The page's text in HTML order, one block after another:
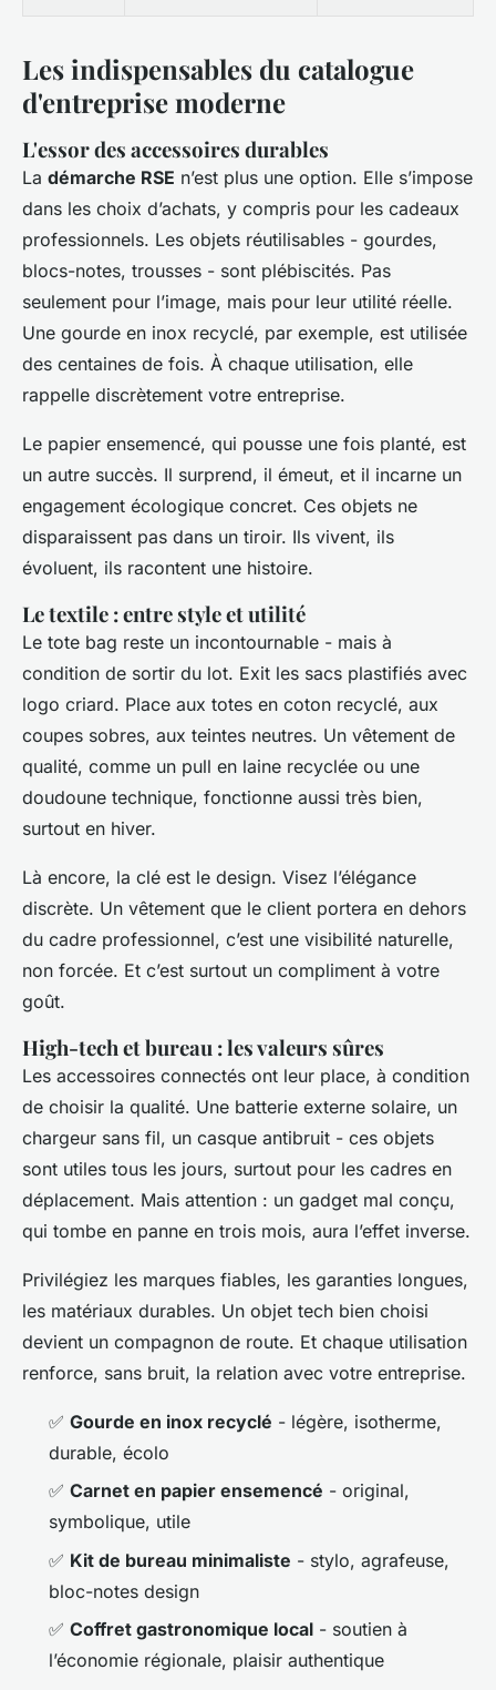
Les indispensables du catalogue
d'entreprise moderne
L'essor des accessoires durables
La démarche RSE n’est plus une option. Elle s’impose
dans les choix d’achats, y compris pour les cadeaux
professionnels. Les objets réutilisables - gourdes,
blocs-notes, trousses - sont plébiscités. Pas
seulement pour l’image, mais pour leur utilité réelle.
Une gourde en inox recyclé, par exemple, est utilisée
des centaines de fois. À chaque utilisation, elle
rappelle discrètement votre entreprise.
Le papier ensemencé, qui pousse une fois planté, est
un autre succès. Il surprend, il émeut, et il incarne un
engagement écologique concret. Ces objets ne
disparaissent pas dans un tiroir. Ils vivent, ils
évoluent, ils racontent une histoire.
Le textile : entre style et utilité
Le tote bag reste un incontournable - mais à
condition de sortir du lot. Exit les sacs plastifiés avec
logo criard. Place aux totes en coton recyclé, aux
coupes sobres, aux teintes neutres. Un vêtement de
qualité, comme un pull en laine recyclée ou une
doudoune technique, fonctionne aussi très bien,
surtout en hiver.
Là encore, la clé est le design. Visez l’élégance
discrète. Un vêtement que le client portera en dehors
du cadre professionnel, c’est une visibilité naturelle,
non forcée. Et c’est surtout un compliment à votre
goût.
High-tech et bureau : les valeurs sûres
Les accessoires connectés ont leur place, à condition
de choisir la qualité. Une batterie externe solaire, un
chargeur sans fil, un casque antibruit - ces objets
sont utiles tous les jours, surtout pour les cadres en
déplacement. Mais attention : un gadget mal conçu,
qui tombe en panne en trois mois, aura l’effet inverse.
Privilégiez les marques fiables, les garanties longues,
les matériaux durables. Un objet tech bien choisi
devient un compagnon de route. Et chaque utilisation
renforce, sans bruit, la relation avec votre entreprise.
✅ Gourde en inox recyclé - légère, isotherme,
durable, écolo
✅ Carnet en papier ensemencé - original,
symbolique, utile
✅ Kit de bureau minimaliste - stylo, agrafeuse,
bloc-notes design
✅ Coffret gastronomique local - soutien à
l’économie régionale, plaisir authentique